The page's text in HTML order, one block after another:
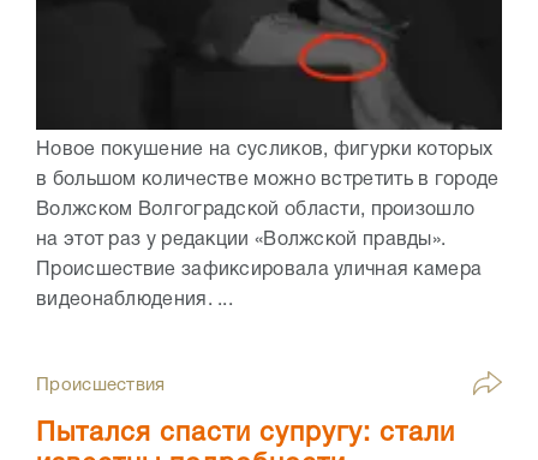
Новое покушение на сусликов, фигурки которых
в большом количестве можно встретить в городе
Волжском Волгоградской области, произошло
на этот раз у редакции «Волжской правды».
Происшествие зафиксировала уличная камера
видеонаблюдения. ...
Происшествия
Пытался спасти супругу: стали